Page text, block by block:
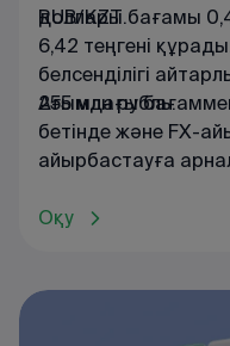
доллары.
RUB/KZT бағамы
6,42 теңгені
белсенділігі
255 млн рубль.
Ағымдағы
бетіндежәне FX-
айырбастауға
Оқу